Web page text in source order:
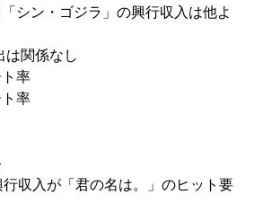
シン・ゴジラ」の興行収入は他よ
は関係なし
率
率
収入が「君の名は。」のヒット要